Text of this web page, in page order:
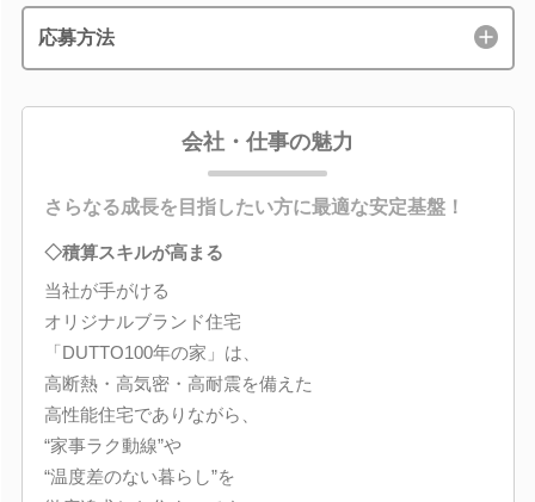
応募方法
会社・仕事の魅力
さらなる成長を目指したい方に最適な安定基盤！
◇積算スキルが高まる
当社が手がける
オリジナルブランド住宅
「DUTTO100年の家」は、
高断熱・高気密・高耐震を備えた
高性能住宅でありながら、
“家事ラク動線”や
“温度差のない暮らし”を